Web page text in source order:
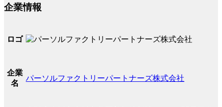
企業情報
ロゴ
企業
名
パーソルファクトリーパートナーズ株式会社